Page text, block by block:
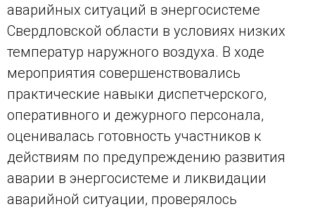
аварийных ситуаций в энергосистеме
Свердловской области в условиях низких
температур наружного воздуха. В ходе
мероприятия совершенствовались
практические навыки диспетчерского,
оперативного и дежурного персонала,
оценивалась готовность участников к
действиям по предупреждению развития
аварии в энергосистеме и ликвидации
аварийной ситуации, проверялось